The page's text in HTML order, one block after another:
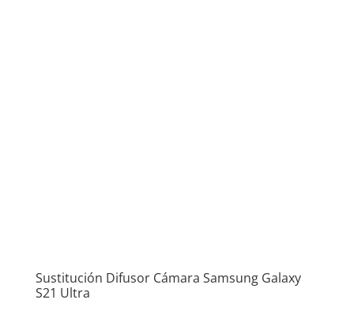
Sustitución Difusor Cámara Samsung Galaxy
S21 Ultra